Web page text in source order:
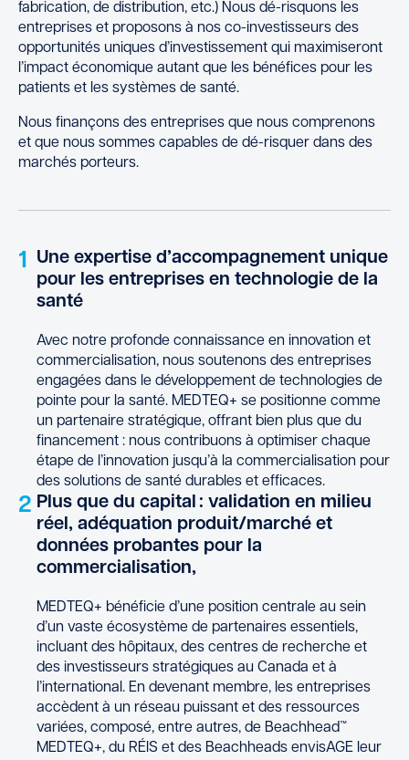
fabrication, de distribution, etc.) Nous dé-risquons les
entreprises et proposons à nos co-investisseurs des
opportunités uniques d’investissement qui maximiseront
l’impact économique autant que les bénéfices pour les
patients et les systèmes de santé.
Nous finançons des entreprises que nous comprenons
et que nous sommes capables de dé-risquer dans des
marchés porteurs.
1 Une expertise d’accompagnement unique
pour les entreprises en technologie de la
santé
Avec notre profonde connaissance en innovation et
commercialisation, nous soutenons des entreprises
engagées dans le développement de technologies de
pointe pour la santé. MEDTEQ+ se positionne comme
un partenaire stratégique, offrant bien plus que du
financement : nous contribuons à optimiser chaque
étape de l’innovation jusqu’à la commercialisation pour
des solutions de santé durables et efficaces.
2 Plus que du capital : validation en milieu
réel, adéquation produit/marché et
données probantes pour la
commercialisation,
MEDTEQ+ bénéficie d’une position centrale au sein
d’un vaste écosystème de partenaires essentiels,
incluant des hôpitaux, des centres de recherche et
des investisseurs stratégiques au Canada et à
l’international. En devenant membre, les entreprises
accèdent à un réseau puissant et des ressources
variées, composé, entre autres, de Beachhead™
MEDTEQ+, du RÉIS et des Beachheads envisAGE leur